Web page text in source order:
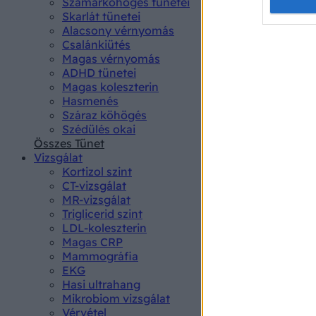
Skarlát tünetei
Alacsony vérnyomás
Csalánkiütés
Magas vérnyomás
ADHD tünetei
Magas koleszterin
Hasmenés
Száraz köhögés
Szédülés okai
Összes Tünet
Vizsgálat
Kortizol szint
CT-vizsgálat
MR-vizsgálat
Triglicerid szint
LDL-koleszterin
Magas CRP
Mammográfia
EKG
Hasi ultrahang
Mikrobiom vizsgálat
Vérvétel